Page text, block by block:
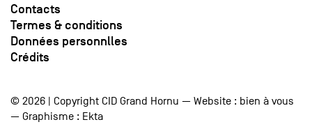
Contacts
Termes & conditions
Données personnlles
Crédits
© 2026 | Copyright CID Grand Hornu — Website : bien à vous
— Graphisme : Ekta